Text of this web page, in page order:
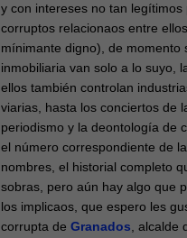
y con intereses no tan
corruptos relacionaos entre
mínimante digno), de momento
inmobiliaria van solo a lo suyo,
ellos también controlan
viarias, hasta los conciertos de
periodismo y la deontología de
el número correspondiente de
nombres, el historial completo
sobras, pero aún hay algo que
los implicaos, que espero les
corrupta de Granados ,